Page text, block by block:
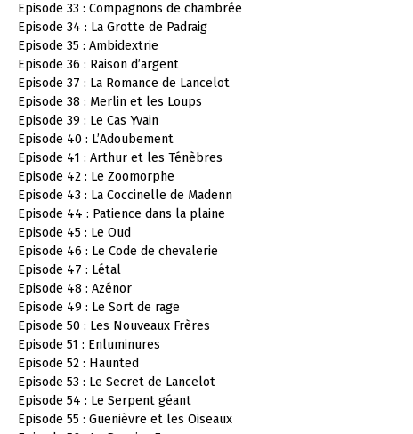
Episode 33 : Compagnons de chambrée
Episode 34 : La Grotte de Padraig
Episode 35 : Ambidextrie
Episode 36 : Raison d’argent
Episode 37 : La Romance de Lancelot
Episode 38 : Merlin et les Loups
Episode 39 : Le Cas Yvain
Episode 40 : L’Adoubement
Episode 41 : Arthur et les Ténèbres
Episode 42 : Le Zoomorphe
Episode 43 : La Coccinelle de Madenn
Episode 44 : Patience dans la plaine
Episode 45 : Le Oud
Episode 46 : Le Code de chevalerie
Episode 47 : Létal
Episode 48 : Azénor
Episode 49 : Le Sort de rage
Episode 50 : Les Nouveaux Frères
Episode 51 : Enluminures
Episode 52 : Haunted
Episode 53 : Le Secret de Lancelot
Episode 54 : Le Serpent géant
Episode 55 : Guenièvre et les Oiseaux